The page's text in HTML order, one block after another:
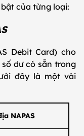
của từng loại:
Debit Card) cho
dư có sẵn trong
đây là một vài
NAPAS